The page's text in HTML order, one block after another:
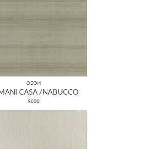
ОБОИ
CASA /NABUCCO
9000